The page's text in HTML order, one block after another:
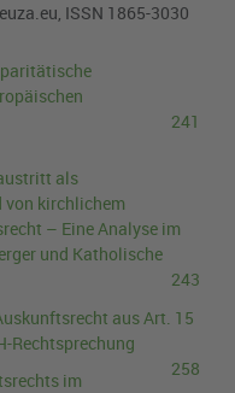
ISSN 1865-3030
241
als
kirchlichem
– Eine Analyse im
und Katholische
243
aus Art. 15
Rechtsprechung
258
im